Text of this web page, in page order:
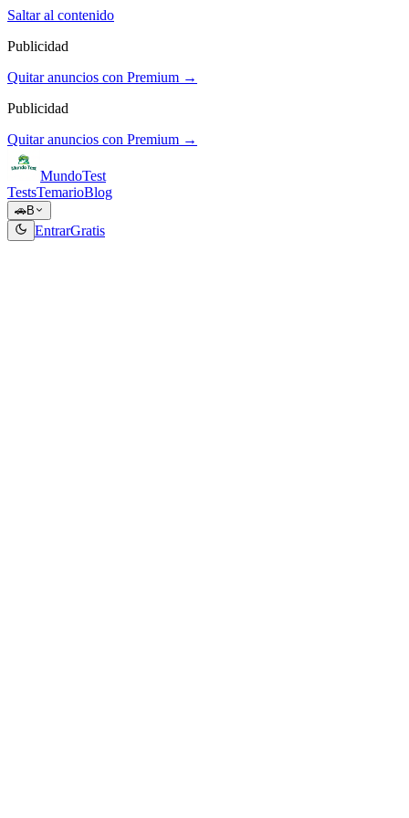
Saltar al contenido
Publicidad
Quitar anuncios con Premium →
Publicidad
Quitar anuncios con Premium →
MundoTest
TestsTemarioBlog
🚗B
EntrarGratis